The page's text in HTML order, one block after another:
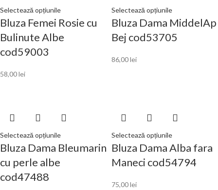
Selectează opțiunile
Bluza Femei Rosie cu
Bulinute Albe
cod59003
58,00lei
Selectează opțiunile
Bluza Dama MiddelAp
Bej cod53705
86,00lei
Selectează opțiunile
Bluza Dama Bleumarin
cu perle albe
cod47488
Selectează opțiunile
Bluza Dama Alba fara
Maneci cod54794
75,00lei